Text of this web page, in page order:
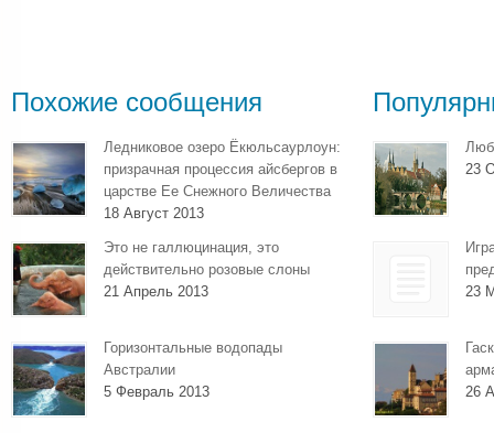
Похожие сообщения
Ледниковое озеро Ёкюльсаурлоун:
призрачная процессия айсбергов в
царстве Ее Снежного Величества
18 Август 2013
Это не галлюцинация, это
действительно розовые слоны
21 Апрель 2013
Горизонтальные водопады
Австралии
5 Февраль 2013
23
23
26